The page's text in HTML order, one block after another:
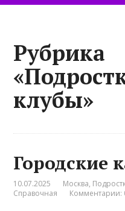
Рубрика
клубы»
Городские
10.07.2025 Москва,
Справочная
Комментарии: